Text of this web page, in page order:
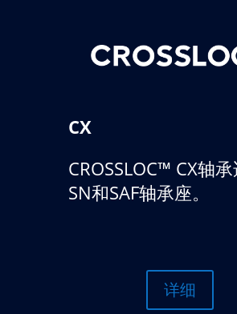
CX
CROSSLOC™ CX轴
SN和SAF轴承座。
详细